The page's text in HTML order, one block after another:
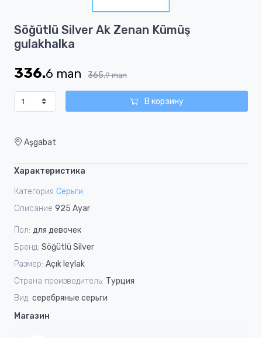
1
of
Söğütlü Silver Ak Zenan Kümüş
gulakhalka
336.6 man 365.9 man
В корзину
Aşgabat
Характеристика
Категория Серьги
Описание 925 Ayar
Пол: для девочек
Бренд: Söğütlü Silver
Размер: Açık leylak
Страна производитель: Турция
Вид: серебряные серьги
Магазин